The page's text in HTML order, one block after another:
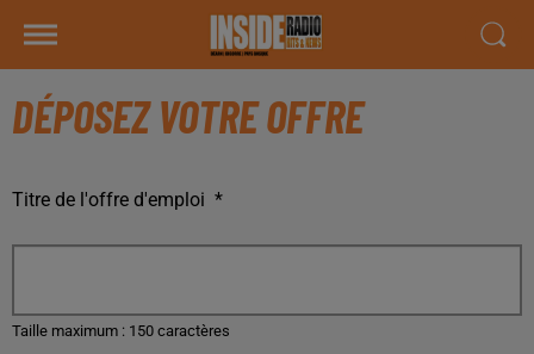
DÉPOSEZ VOTRE OFFRE
Titre de l'offre d'emploi *
Taille maximum : 150 caractères